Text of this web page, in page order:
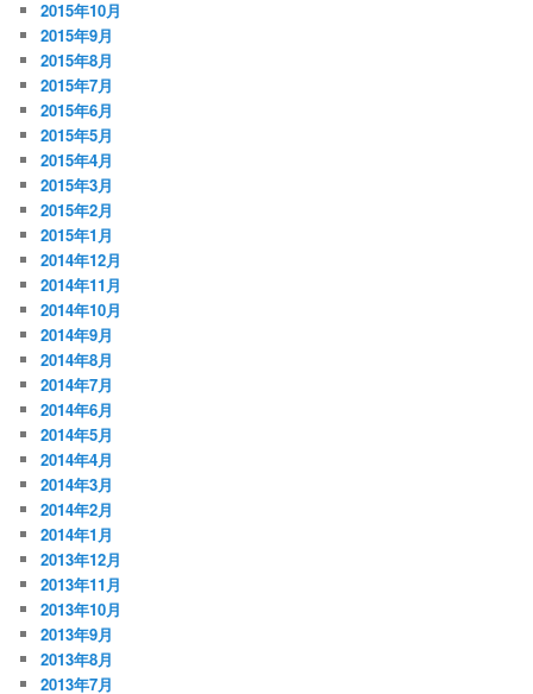
2015年10月
2015年9月
2015年8月
2015年7月
2015年6月
2015年5月
2015年4月
2015年3月
2015年2月
2015年1月
2014年12月
2014年11月
2014年10月
2014年9月
2014年8月
2014年7月
2014年6月
2014年5月
2014年4月
2014年3月
2014年2月
2014年1月
2013年12月
2013年11月
2013年10月
2013年9月
2013年8月
2013年7月